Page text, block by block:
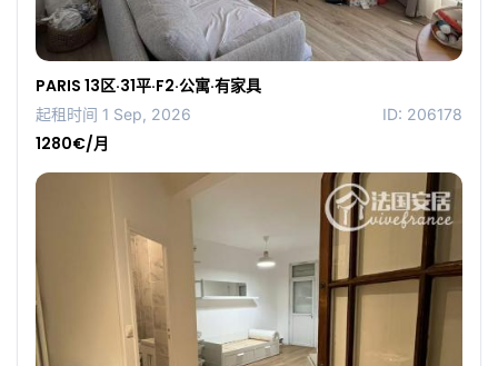
PARIS 13区·31平·F2·公寓·有家具
起租时间 1 Sep, 2026 ID: 206178
1280€/月